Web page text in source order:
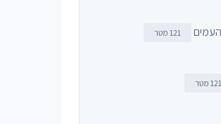
121 מטר
121 מטר